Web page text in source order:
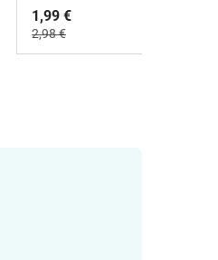
1,99 €
2,98 €